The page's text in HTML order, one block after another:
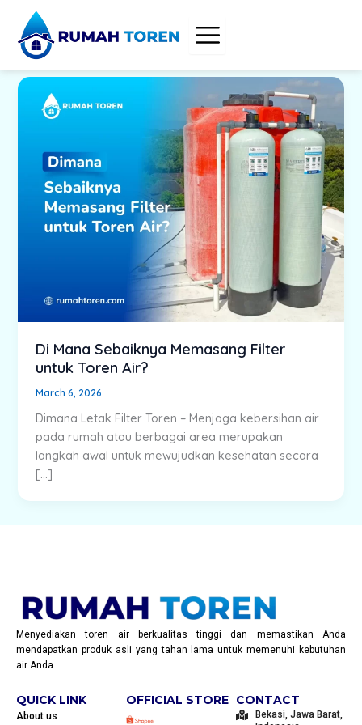
content
Di Mana Sebaiknya Memasang Filter
untuk Toren Air?
March 6, 2026
Dimana Letak Filter Toren – Menjaga kebersihan air
pada rumah atau berbagai area merupakan
langkah awal untuk mewujudkan kesehatan secara
[…]
Menyediakan toren air berkualitas tinggi dan memastikan Anda
mendapatkan produk asli yang tahan lama untuk memenuhi kebutuhan
air Anda.
QUICK LINK
About us
OFFICIAL STORE CONTACT
Bekasi, Jawa Barat,